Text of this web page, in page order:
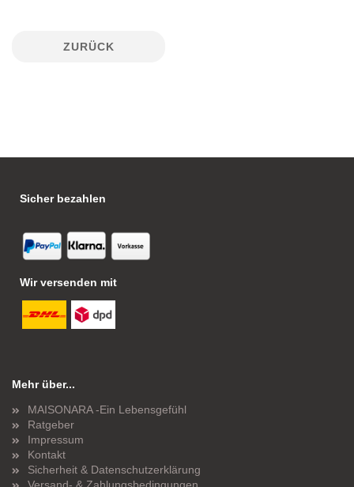
ZURÜCK
Sicher bezahlen
Wir versenden mit
Mehr über...
MAISONARA -Ein Lebensgefühl
Ratgeber
Impressum
Kontakt
Sicherheit & Datenschutzerklärung